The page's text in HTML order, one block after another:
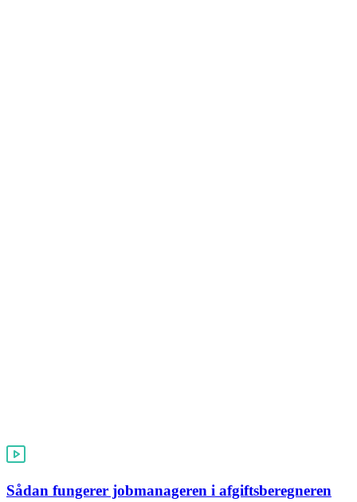
Sådan fungerer jobmanageren i afgiftsberegneren